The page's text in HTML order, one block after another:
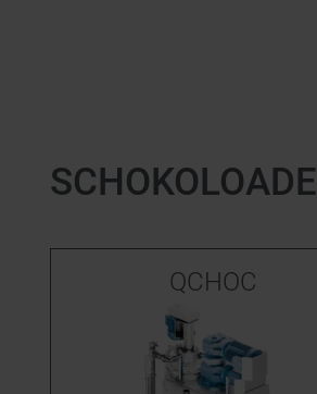
SCHOKOLOADE
QCHOC